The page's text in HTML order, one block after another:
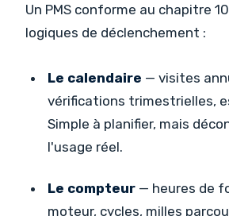
Un PMS conforme au chapitre
logiques de déclenchement :
Le calendaire — visites
vérifications trimestrielles,
Simple à planifier, mais
l'usage réel.
Le compteur — heures de
moteur, cycles, milles